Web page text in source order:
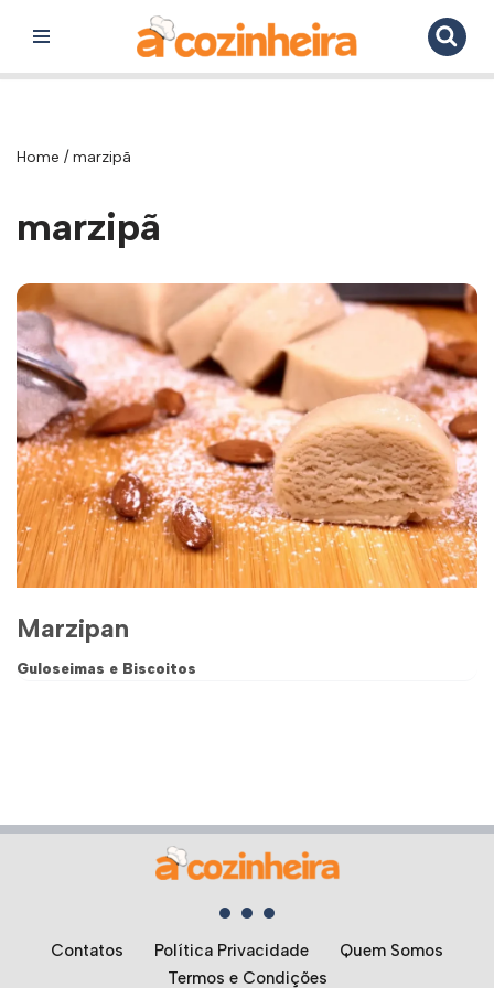
para
Home /marzipã
marzipã
Marzipan
Guloseimas e Biscoitos
Contatos Política Privacidade
Quem Somos
Termos e Condições